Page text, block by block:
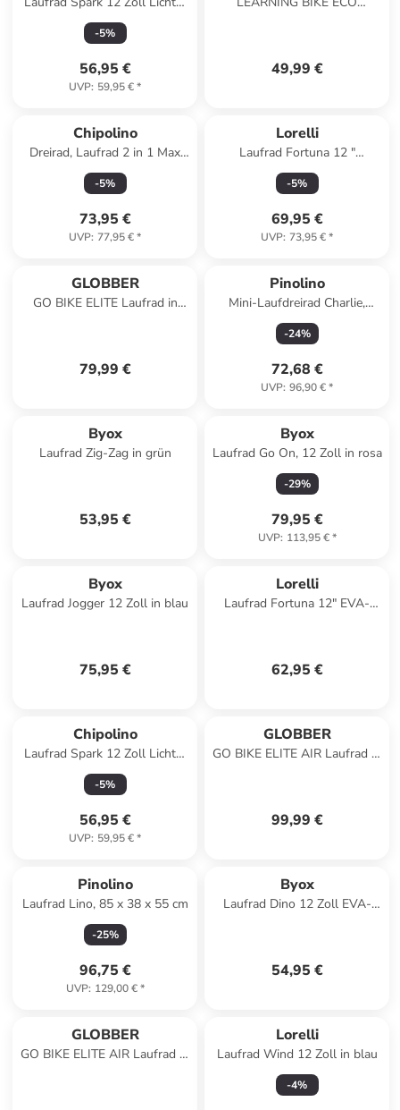
in blau
-5%
56,95 €
UVP: 59,95 €*
49,99 €
Chipolino
Dreirad, Laufrad 2 in 1 Max
Bike in grau
-5%
73,95 €
UVP: 77,95 €*
Lorelli
Laufrad Fortuna 12 "
Lufträder in grün
-5%
69,95 €
UVP: 73,95 €*
GLOBBER
GO BIKE ELITE Laufrad in
79,99 €
Pinolino
Mini-Laufdreirad Charlie,
natur, 66 x 37 x 41 bzw. 33
cm
-24%
72,68 €
UVP: 96,90 €*
Byox
Laufrad Zig-Zag in grün
53,95 €
Byox
Laufrad Go On, 12 Zoll in rosa
-29%
79,95 €
UVP: 113,95 €*
Byox
Laufrad Jogger 12 Zoll in blau
75,95 €
Lorelli
Laufrad Fortuna 12" EVA-
62,95 €
Chipolino
Laufrad Spark 12 Zoll Lichter
in rosa
-5%
56,95 €
UVP: 59,95 €*
GLOBBER
GO BIKE ELITE AIR Laufrad in
99,99 €
Pinolino
Laufrad Lino, 85 x 38 x 55 cm
-25%
96,75 €
UVP: 129,00 €*
Byox
Laufrad Dino 12 Zoll EVA-
54,95 €
GLOBBER
GO BIKE ELITE AIR Laufrad in
Lorelli
Laufrad Wind 12 Zoll in blau
-4%